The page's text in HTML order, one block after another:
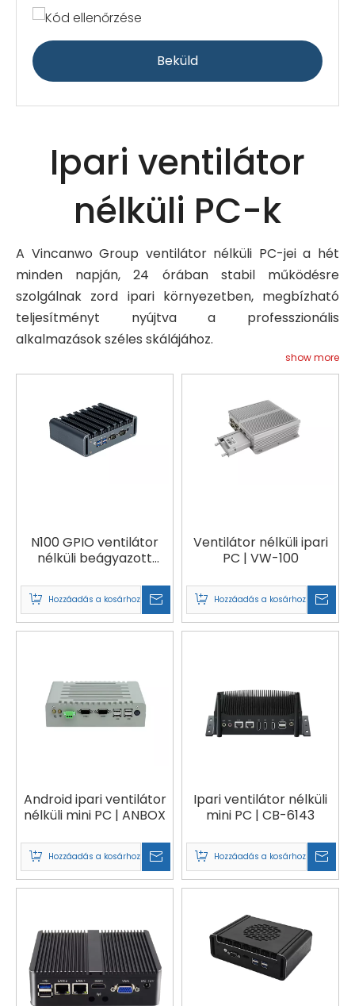
Beküld
Ipari ventilátor
nélküli PC-k
A Vincanwo Group ventilátor nélküli PC-jei a hét
minden napján, 24 órában stabil működésre
szolgálnak zord ipari környezetben, megbízható
teljesítményt nyújtva a professzionális
alkalmazások széles skálájához.
show more
N100 GPIO ventilátor
nélküli beágyazott
NANO-100
Hozzáadás a kosárhoz
Ventilátor nélküli ipari
PC | VW-100
Hozzáadás a kosárhoz
Android ipari ventilátor
nélküli mini PC | ANBOX
Hozzáadás a kosárhoz
Ipari ventilátor nélküli
mini PC | CB-6143
Hozzáadás a kosárhoz